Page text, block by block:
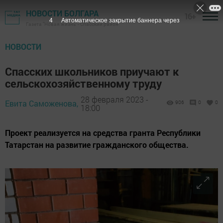
НОВОСТИ БОЛГАРА
Газета "Новая жизнь" - Спасский район
НОВОСТИ
Спасских школьников приучают к
сельскохозяйственному труду
Евита Саможенова, 28 февраля 2023 -
18:00
906 0 0
Проект реализуется на средства гранта Республики
Татарстан на развитие гражданского общества.
2 Автоматическое закрытие баннера через